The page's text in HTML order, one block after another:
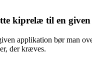
kiprelæ til en
applikation bør man
der kræves.